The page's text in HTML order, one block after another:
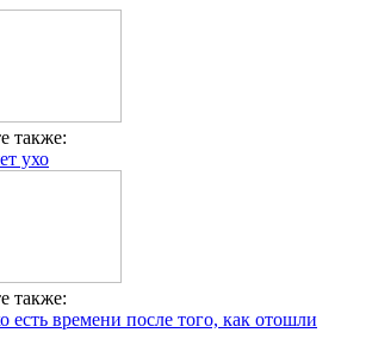
также:
ухо
также:
есть времени после того, как отошли